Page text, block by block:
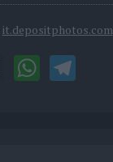
it.depositphotos.com